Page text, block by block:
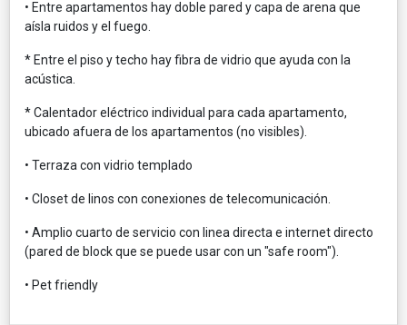
• Entre apartamentos hay doble pared y capa de arena que
aísla ruidos y el fuego.
* Entre el piso y techo hay fibra de vidrio que ayuda con la
acústica.
* Calentador eléctrico individual para cada apartamento,
ubicado afuera de los apartamentos (no visibles).
• Terraza con vidrio templado
• Closet de linos con conexiones de telecomunicación.
• Amplio cuarto de servicio con linea directa e internet directo
(pared de block que se puede usar con un "safe room").
• Pet friendly